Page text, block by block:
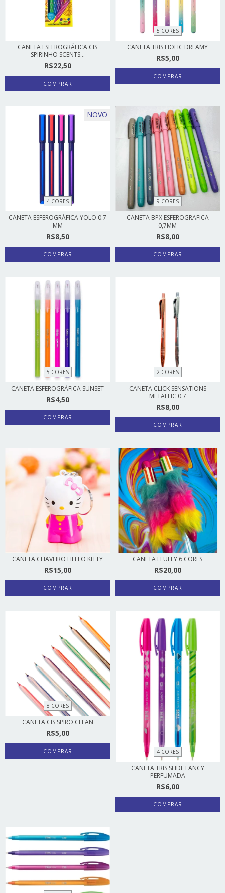
CANETA ESFEROGRÁFICA CIS
SPIRINHO SCENTS...
R$22,50
5 CORES
CANETA TRIS HOLIC DREAMY
R$5,00
COMPRAR
NOVO
4 CORES
CANETA ESFEROGRÁFICA YOLO 0.7
MM
R$8,50
COMPRAR
9 CORES
CANETA BPX ESFEROGRAFICA
0,7MM
R$8,00
COMPRAR
5 CORES
CANETA ESFEROGRÁFICA SUNSET
R$4,50
COMPRAR
2 CORES
CANETA CLICK SENSATIONS
METALLIC 0.7
R$8,00
COMPRAR
CANETA CHAVEIRO HELLO KITTY
R$15,00
CANETA FLUFFY 6 CORES
R$20,00
8 CORES
CANETA CIS SPIRO CLEAN
R$5,00
COMPRAR 4 CORES
CANETA TRIS SLIDE FANCY
PERFUMADA
R$6,00
COMPRAR